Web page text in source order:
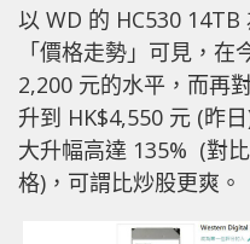
以 WD 的 HC530
「價格走勢」可見，
2,200 元的水平，而再
升到 HK$4,550 元 (昨
大升幅高達 135% (對
格)，可謂比炒股更爽。